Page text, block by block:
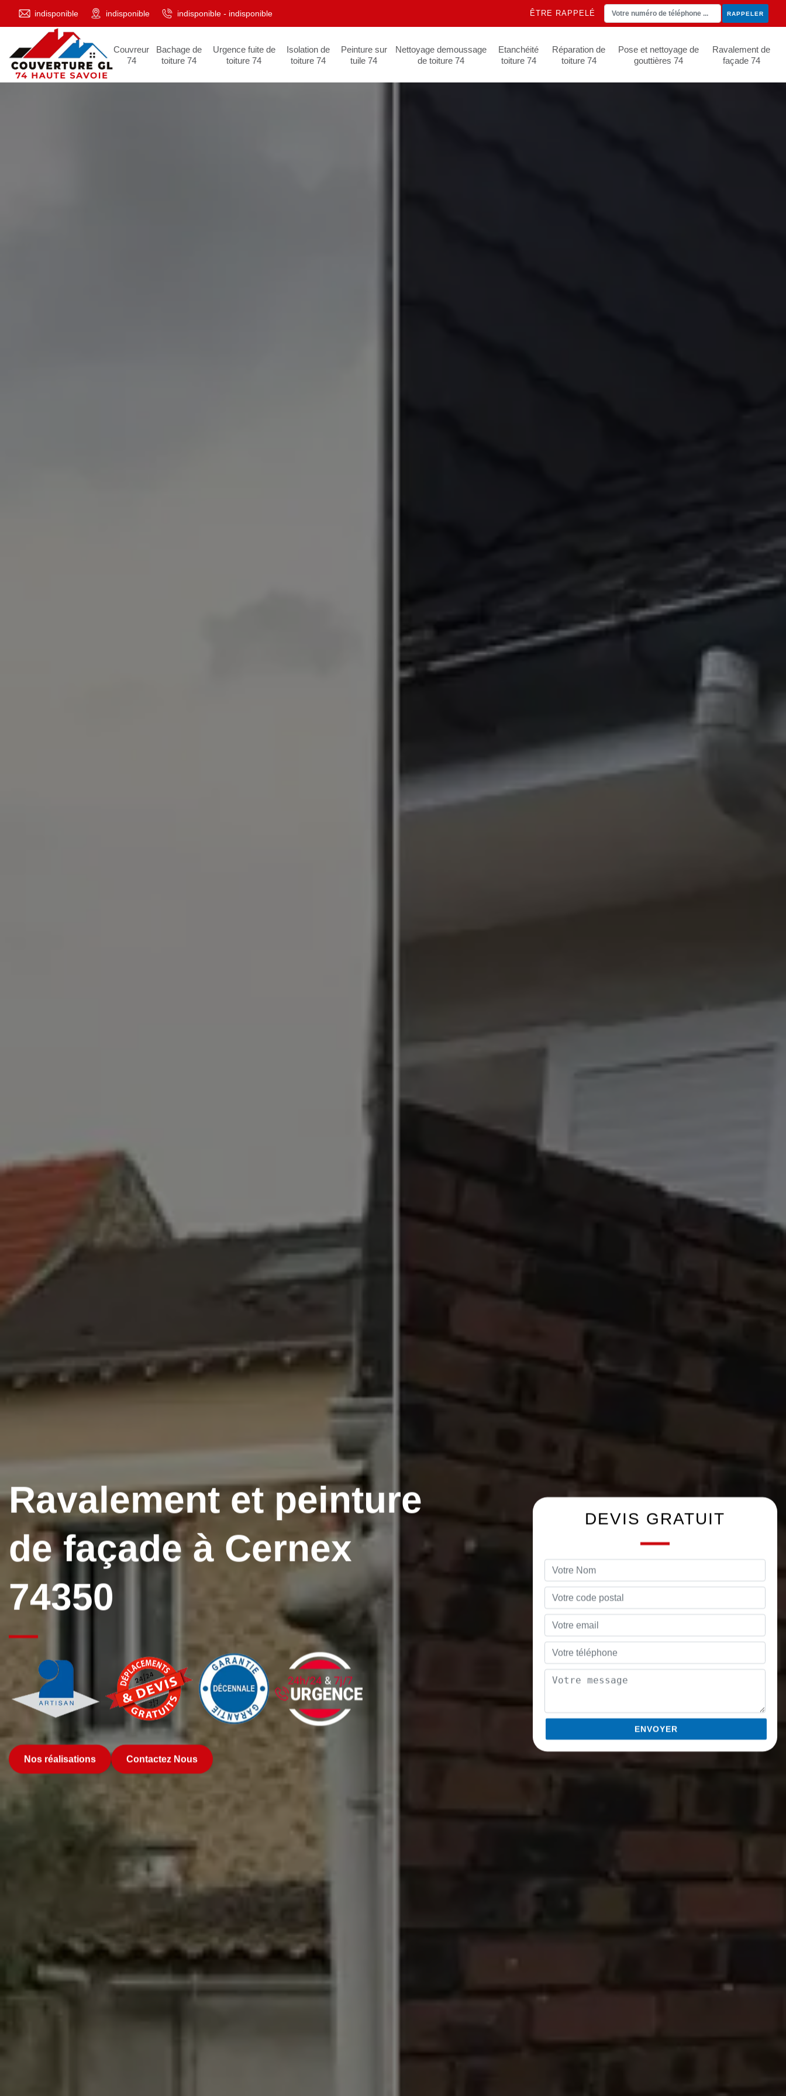
indisponible indisponible indisponible - indisponible ÊTRE RAPPELÉ
Couvreur
74
Bachage de
toiture 74
Urgence fuite de
toiture 74
Isolation de
toiture 74
Peinture sur
tuile 74
Nettoyage demoussage
de toiture 74
Etanchéité
toiture 74
Réparation de
toiture 74
Pose et nettoyage de
gouttières 74
Ravalement de
façade 74
Ravalement et peinture
de façade à Cernex
74350
Nos réalisations Contactez Nous
DEVIS GRATUIT